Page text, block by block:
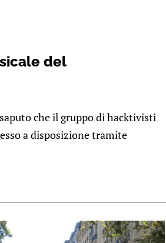
del
che il gruppo di hacktivisti
a disposizione tramite